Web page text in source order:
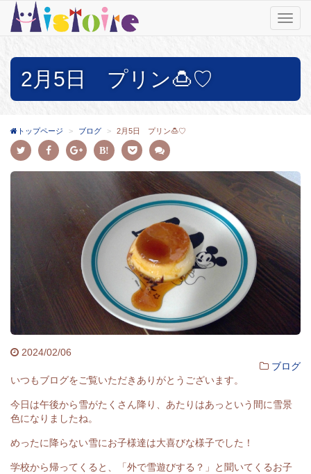
T
o
n
a
2月5日 プリン🍮♡
トップページ ブログ 2月5日 プリン🍮♡
2024/02/06
ブログ
いつもブログをご覧いただきありがとうございます。
今日は午後から雪がたくさん降り、あたりはあっという間に雪景
色になりましたね。
めったに降らない雪にお子様達は大喜びな様子でした！
学校から帰ってくると、「外で雪遊びする？」と聞いてくるお子